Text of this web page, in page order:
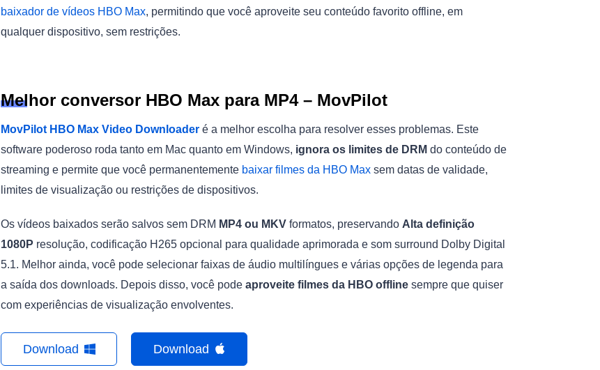
baixador de vídeos HBO Max, permitindo que você aproveite seu conteúdo favorito offline, em
qualquer dispositivo, sem restrições.
Melhor conversor HBO Max para MP4 – MovPilot
MovPilot HBO Max Video Downloader é a melhor escolha para resolver esses problemas. Este
software poderoso roda tanto em Mac quanto em Windows, ignora os limites de DRM do conteúdo de
streaming e permite que você permanentemente baixar filmes da HBO Max sem datas de validade,
limites de visualização ou restrições de dispositivos.
Os vídeos baixados serão salvos sem DRM MP4 ou MKV formatos, preservando Alta definição
1080P resolução, codificação H265 opcional para qualidade aprimorada e som surround Dolby Digital
5.1. Melhor ainda, você pode selecionar faixas de áudio multilíngues e várias opções de legenda para
a saída dos downloads. Depois disso, você pode aproveite filmes da HBO offline sempre que quiser
com experiências de visualização envolventes.
Download Download